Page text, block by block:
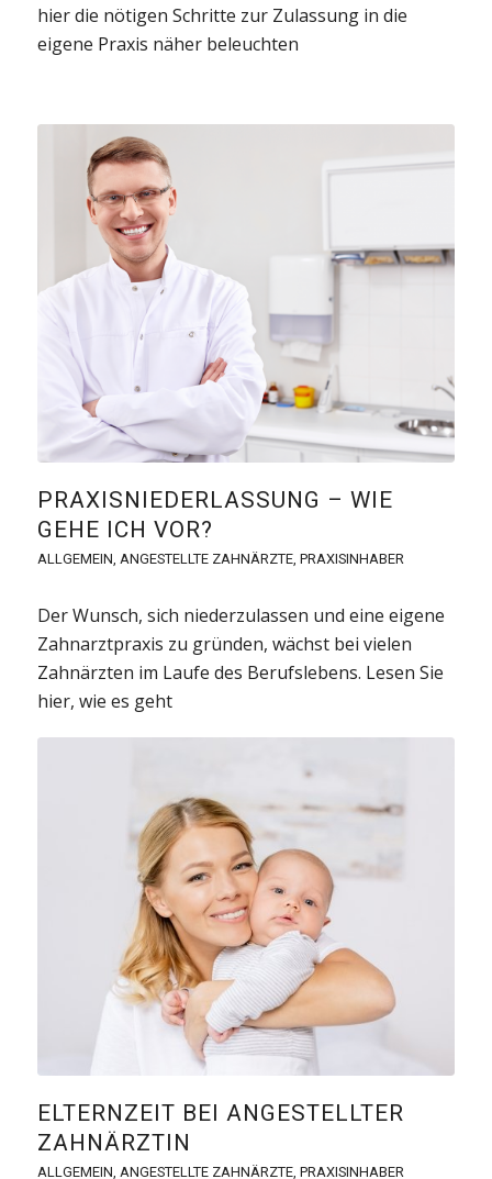
hier die nötigen Schritte zur Zulassung in die
eigene Praxis näher beleuchten
PRAXISNIEDER­LASSUNG – WIE
GEHE ICH VOR?
ALLGEMEIN ANGESTELLTE ZAHNÄRZTE, PRAXISINHABER
Der Wunsch, sich niederzulassen und eine eigene
Zahnarztpraxis zu gründen, wächst bei vielen
Zahnärzten im Laufe des Berufslebens. Lesen Sie
hier, wie es geht
ELTERNZEIT BEI ANGESTELLTER
ZAHNÄRZTIN
ALLGEMEIN ANGESTELLTE ZAHNÄRZTE, PRAXISINHABER